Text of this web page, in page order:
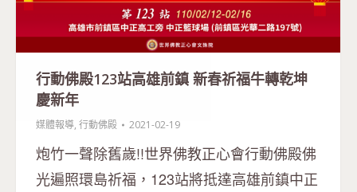
行動佛殿123站高雄前鎮 新春祈福牛轉乾坤
慶新年
媒體報導, 行動佛殿 2021-02-19
炮竹一聲除舊歲!!世界佛教正心會行動佛殿佛
光遍照環島祈福，123站將抵達高雄前鎮中正